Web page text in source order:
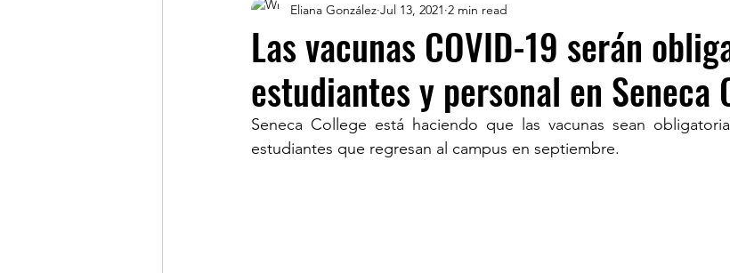
LIFESTYLE FINANCE TECHNOLOGY
INMIGRATION WEATHER POLITIC ONDASFM
LINKS OF INTEREST TURISM
Las vacunas COVID-19 serán
estudiantes y personal en Seneca
Eliana González Jul 13, 2021 2 min read
Seneca College está haciendo que las vacunas sean
estudiantes que regresan al campus en septiembre.